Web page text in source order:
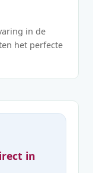
in de
het perfecte
in